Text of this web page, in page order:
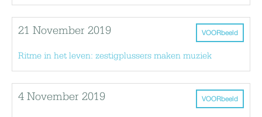
VOORbeeld
21 November 2019
Ritme in het leven: zestigplussers maken muziek
VOORbeeld
4 November 2019